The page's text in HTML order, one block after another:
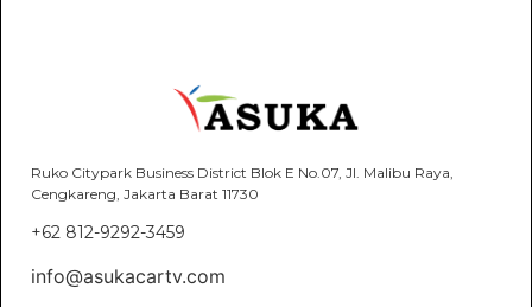
Ruko Citypark Business District Blok E No.07, Jl. Malibu Raya,
Cengkareng, Jakarta Barat 11730
+62 812-9292-3459
info@asukacartv.com